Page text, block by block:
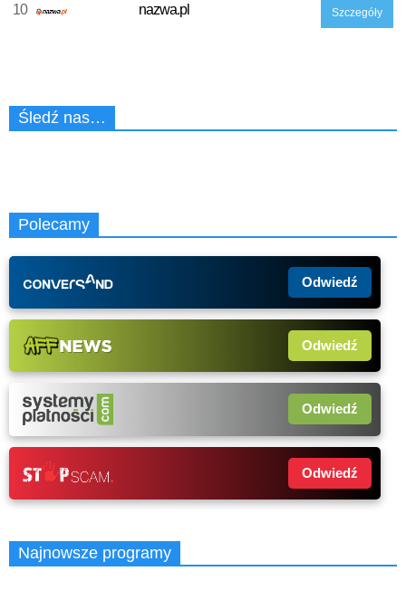
10 nazwa.pl Szczegóły
Śledź nas…
Polecamy
Odwiedź
Odwiedź
Odwiedź
Odwiedź
Najnowsze programy